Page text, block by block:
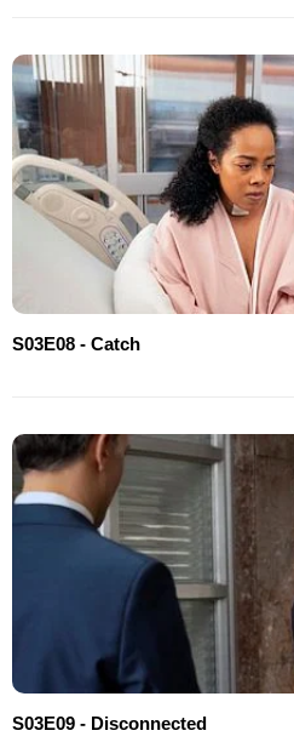
S03E08 - Catch
S03E09 - Disconnected